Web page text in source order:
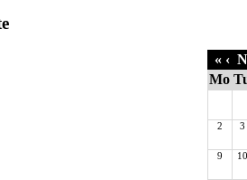
« ‹
Mo
2 3
9 10